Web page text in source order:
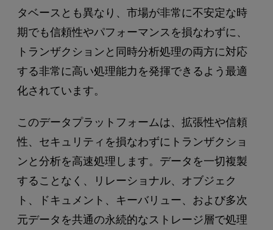
タベースとも異なり、市場が非常に不安定な時
期でも信頼性やパフォーマンスを損なわずに、
トランザクションと同時分析処理の両方に対応
する非常に高い処理能力を発揮できるよう最適
化されています。
このデータプラットフォームは、拡張性や信頼
性、セキュリティを損なわずにトランザクショ
ンと分析を高速処理します。データを一切複製
することなく、リレーショナル、オブジェク
ト、ドキュメント、キーバリュー、および多次
元データを共通の永続的なストレージ層で処理